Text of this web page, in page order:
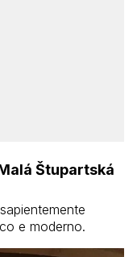
Štupartská
e moderno.